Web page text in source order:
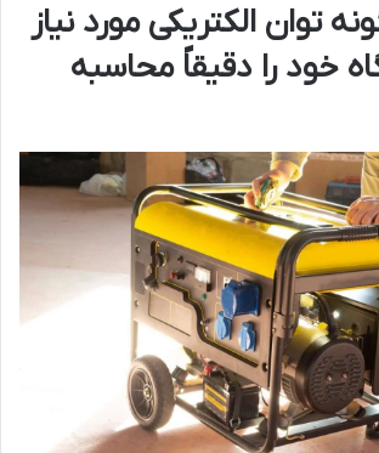
توان الکتریکی مورد نیاز
خود را دقیقاً محاسبه